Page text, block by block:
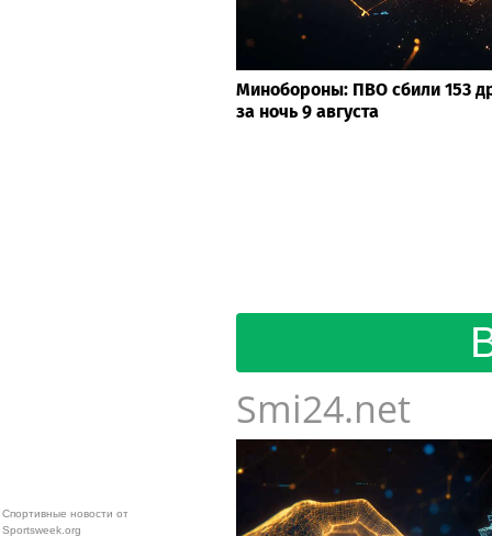
Минобороны: ПВО сбили 153
за ночь 9 августа
Smi24.net
Спортивные новости от
Sportsweek.org